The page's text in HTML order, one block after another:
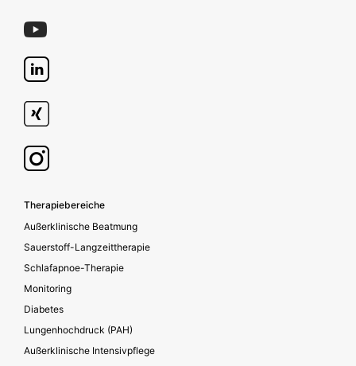
Footer secondary
Therapiebereiche
Außerklinische Beatmung
Sauerstoff-Langzeittherapie
Schlafapnoe-Therapie
Monitoring
Diabetes
Lungenhochdruck (PAH)
Außerklinische Intensivpflege